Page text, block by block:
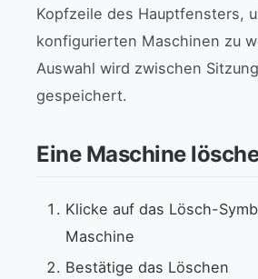
Kopfzeile des Hauptfensters,
konfigurierten Maschinen zu
Auswahl wird zwischen
gespeichert.
Eine Maschine
Klicke auf das Lösch-
Maschine
Bestätige das Löschen